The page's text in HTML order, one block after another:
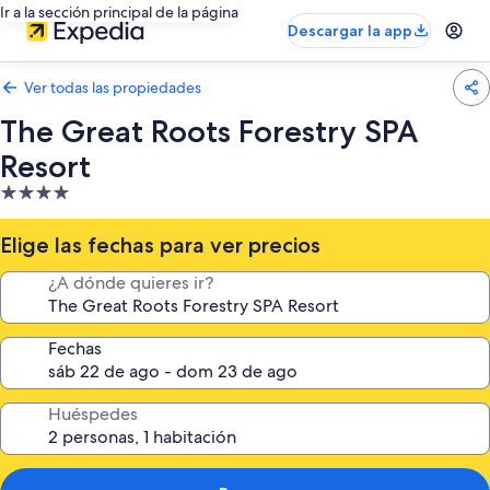
Ir a la sección principal de la página
Descargar la app
Ver todas las propiedades
The Great Roots Forestry SPA
Resort
Propiedad
de
4.0
estrellas
Elige las fechas para ver precios
¿A dónde quieres ir?
Fechas
Huéspedes